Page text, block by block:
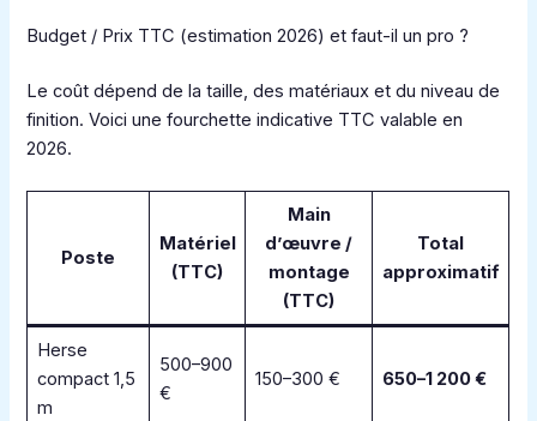
Budget / Prix TTC (estimation 2026) et faut-il un pro ?
Le coût dépend de la taille, des matériaux et du niveau de
finition. Voici une fourchette indicative TTC valable en
2026.
Poste
Matériel
(TTC)
Main
d’œuvre /
montage
(TTC)
Total
approximatif
Herse
compact 1,5
m
500–900
€
150–300 € 650–1 200 €